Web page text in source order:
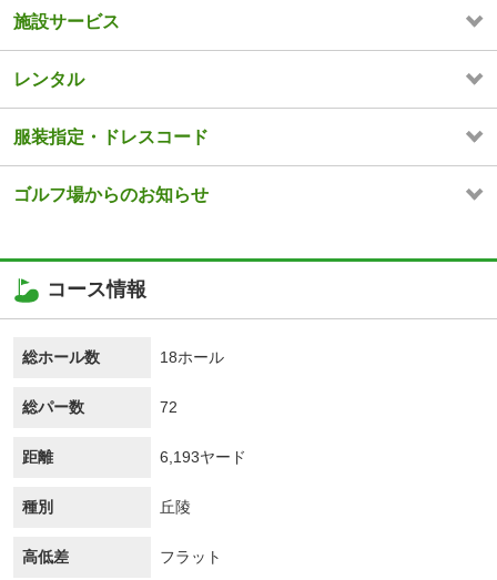
施設サービス
レンタル
服装指定・ドレスコード
ゴルフ場からのお知らせ
コース情報
総ホール数 18ホール
総パー数 72
距離 6,193ヤード
種別 丘陵
高低差 フラット